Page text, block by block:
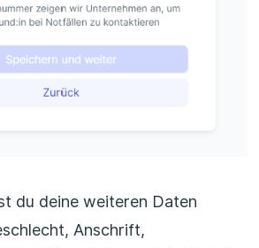
du deine weiteren Daten
Anschrift,